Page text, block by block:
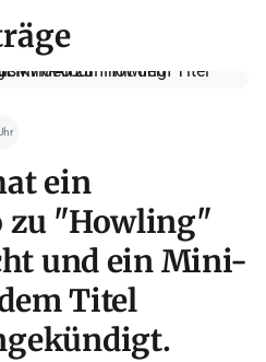
ein
zu "Howling"
und ein Mini-
Titel